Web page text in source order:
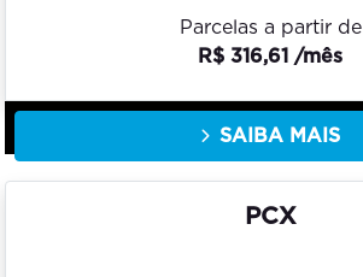
Parcelas a partir de
R$ 316,61 /mês
SAIBA MAIS
PCX